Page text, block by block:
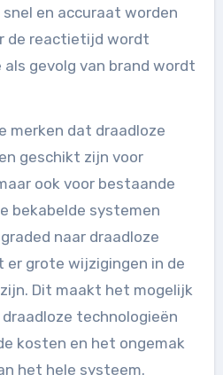
en accuraat worden
de reactietijd wordt
gevolg van brand wordt
merken dat draadloze
geschikt zijn voor
ook voor bestaande
bekabelde systemen
naar draadloze
er grote wijzigingen in de
Dit maakt het mogelijk
technologieën
kosten en het ongemak
het hele systeem.